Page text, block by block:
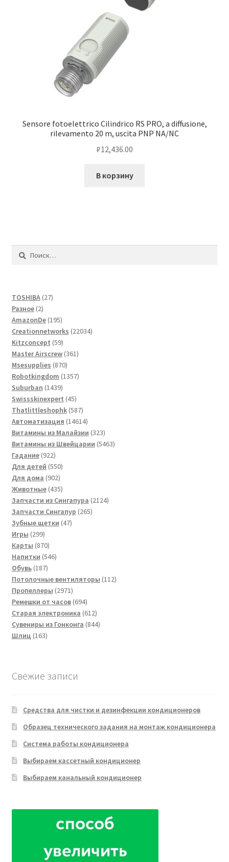
Sensore fotoelettrico Cilindrico RS PRO, a diffusione,
rilevamento 20 m, uscita PNP NA/NC
₽12,436.00
В корзину
Найти:
TOSHIBA 2727
Разное 22
товара
AmazonDe 195195
товаров
Creationnetworks 2203422034
Kitzconcept 5959
товаров
Master Airscrew 361361
Msesupplies 870870
товаров
Robotkingdom 13571357
Suburban 14391439
товаров
Swissskinexpert 4545
товаров
Thatlittleshophk 587587
товаров
Автоматизация 1461414614
товаров
Витамины из Малайзии 323323
товара
Витамины из Швейцарии 54635463
Гадание 922922
товара
Для детей 550550
Для дома 902902
товара
Животные 435435
товаров
Запчасти из Сингапура 21242124
Запчасти Сингапур 265265
Зубные щетки 4747
Игры 299299
товаров
Карты 870870
товаров
Напитки 546546
Обувь 187187
товаров
Потолочные вентиляторы 112112
Пропеллеры 29712971
товар
Ремешки от часов 694694
товара
Старая электроника 612612
товаров
Сувениры из Гонконга 844844
Шлиц 163163
Свежие записи
Средства для чистки и дезинфекции кондиционеров
Образец технического задания на монтаж кондиционера
Система работы кондиционера
Выбираем кассетный кондиционер
Выбираем канальный кондиционер